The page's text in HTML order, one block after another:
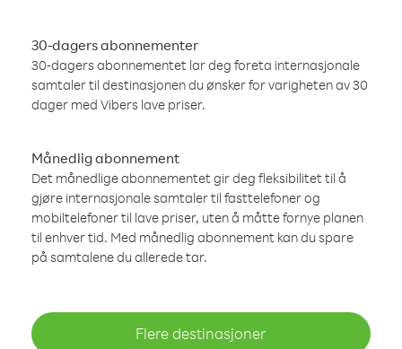
30-dagers abonnementer
30-dagers abonnementet lar deg foreta internasjonale
samtaler til destinasjonen du ønsker for varigheten av 30
dager med Vibers lave priser.
Månedlig abonnement
Det månedlige abonnementet gir deg fleksibilitet til å
gjøre internasjonale samtaler til fasttelefoner og
mobiltelefoner til lave priser, uten å måtte fornye planen
til enhver tid. Med månedlig abonnement kan du spare
på samtalene du allerede tar.
Flere destinasjoner